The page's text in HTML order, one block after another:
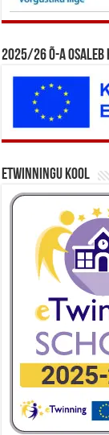
2025/26 õ-a
eTwinningu kool